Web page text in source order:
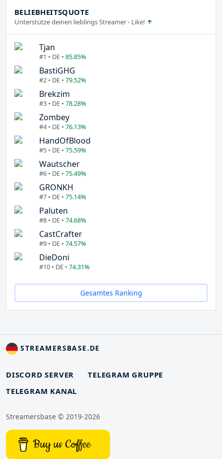
BELIEBHEITSQUOTE
Unterstütze deinen lieblings Streamer - Like!
Tjan
#1 • DE • 85.85%
BastiGHG
#2 • DE • 79.52%
Brekzim
#3 • DE • 78.28%
Zombey
#4 • DE • 76.13%
HandOfBlood
#5 • DE • 75.59%
Wautscher
#6 • DE • 75.49%
GRONKH
#7 • DE • 75.14%
Paluten
#8 • DE • 74.68%
CastCrafter
#9 • DE • 74.57%
DieDoni
#10 • DE • 74.31%
Gesamtes Ranking
STREAMERSBASE.DE
DISCORD SERVER
TELEGRAM GRUPPE
TELEGRAM KANAL
Streamersbase © 2019-2026
Buy us Coffee